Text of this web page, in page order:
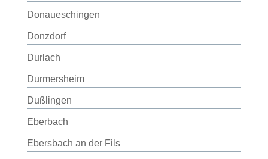
Donaueschingen
Donzdorf
Durlach
Durmersheim
Dußlingen
Eberbach
Ebersbach an der Fils